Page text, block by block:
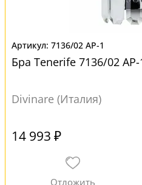
7136/02 AP-1
Бра Tenerife 7136/02 AP-
Divinare (Италия)
14 993 ₽